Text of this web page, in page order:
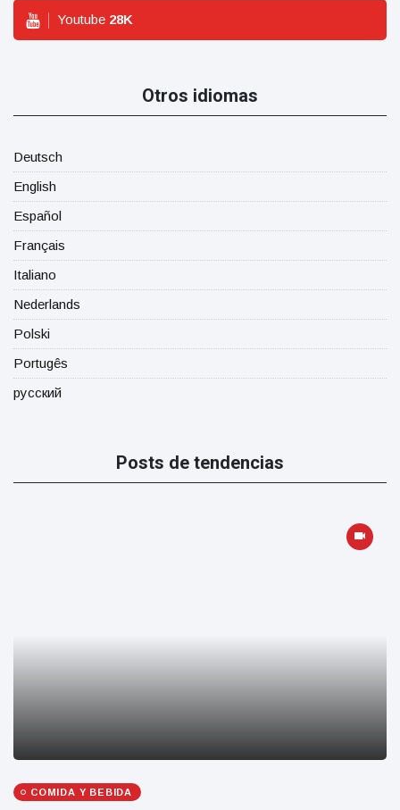
Youtube 28K
Otros idiomas
Deutsch
English
Español
Français
Italiano
Nederlands
Polski
Portugês
русский
Posts de tendencias
COMIDA Y BEBIDA